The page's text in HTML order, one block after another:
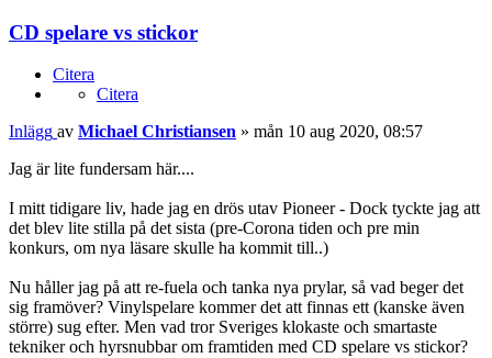
CD spelare vs stickor
Citera
Citera
Inlägg av Michael Christiansen » mån 10 aug 2020, 08:57
Jag är lite fundersam här....
I mitt tidigare liv, hade jag en drös utav Pioneer - Dock tyckte jag att
det blev lite stilla på det sista (pre-Corona tiden och pre min
konkurs, om nya läsare skulle ha kommit till..)
Nu håller jag på att re-fuela och tanka nya prylar, så vad beger det
sig framöver? Vinylspelare kommer det att finnas ett (kanske även
större) sug efter. Men vad tror Sveriges klokaste och smartaste
tekniker och hyrsnubbar om framtiden med CD spelare vs stickor?